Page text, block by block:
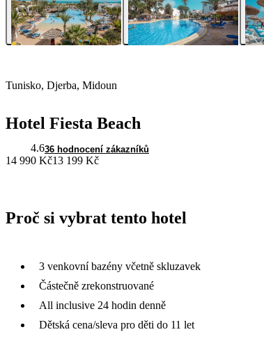
Tunisko, Djerba, Midoun
Hotel Fiesta Beach
4.636 hodnocení zákazníků
14 990 Kč13 199 Kč
Proč si vybrat tento hotel
3 venkovní bazény včetně skluzavek
Částečně zrekonstruované
All inclusive 24 hodin denně
Dětská cena/sleva pro děti do 11 let